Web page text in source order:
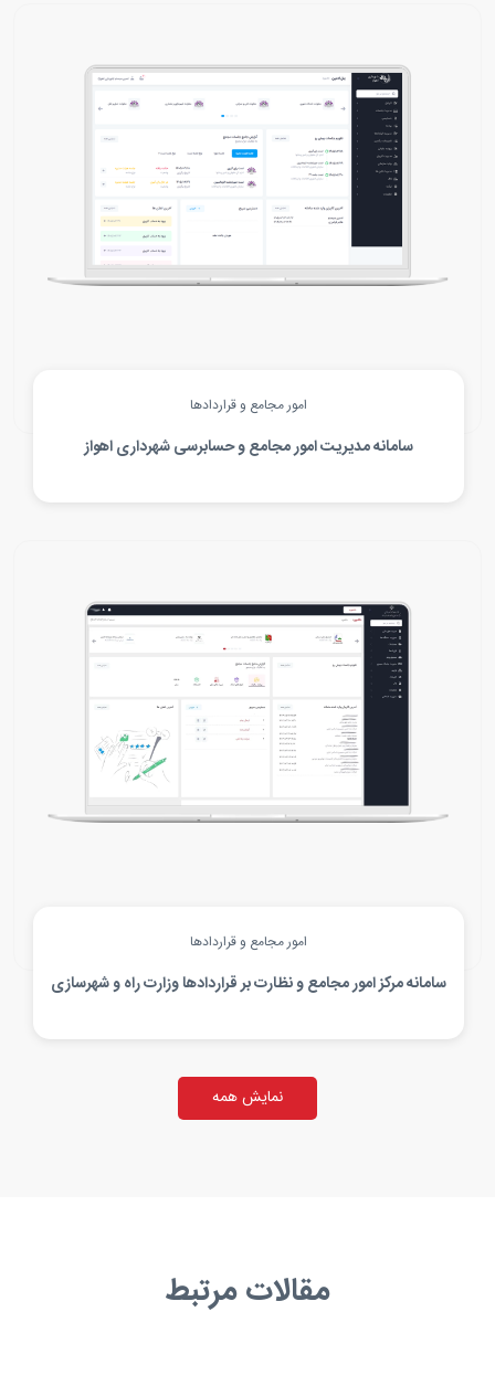
امور مجامع و قراردادها
سامانه مدیریت امور مجامع و حسابرسی شهرداری اهواز
امور مجامع و قراردادها
سامانه مرکز امور مجامع و نظارت بر قراردادها وزارت راه و شهرسازی
نمایش همه
مقالات مرتبط